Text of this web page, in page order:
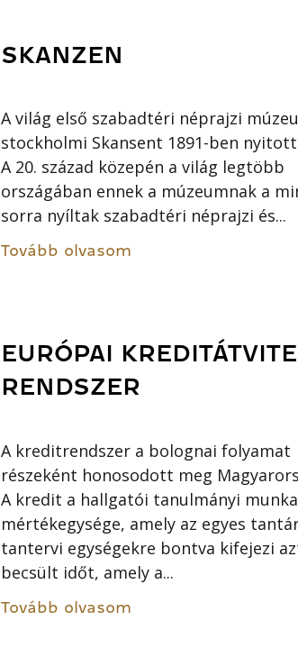
SKANZEN
A világ első szabadtéri néprajzi
stockholmi Skansent 1891-ben
A 20. század közepén a világ legtöbb
országában ennek a múzeumnak a
sorra nyíltak szabadtéri néprajzi és...
Tovább olvasom
EURÓPAI
RENDSZER
A kreditrendszer a bolognai folyamat
részeként honosodott meg
A kredit a hallgatói tanulmányi munka
mértékegysége, amely az egyes
tantervi egységekre bontva kifejezi
becsült időt, amely a...
Tovább olvasom